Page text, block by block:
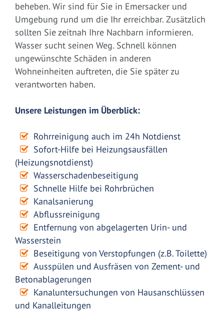
beheben. Wir sind für Sie in Emersacker und
Umgebung rund um die Ihr erreichbar. Zusätzlich
sollten Sie zeitnah Ihre Nachbarn informieren.
Wasser sucht seinen Weg. Schnell können
ungewünschte Schäden in anderen
Wohneinheiten auftreten, die Sie später zu
verantworten haben.
Unsere Leistungen im Überblick:
Rohrreinigung auch im 24h Notdienst
Sofort-Hilfe bei Heizungsausfällen
(Heizungsnotdienst)
Wasserschadenbeseitigung
Schnelle Hilfe bei Rohrbrüchen
Kanalsanierung
Abflussreinigung
Entfernung von abgelagerten Urin- und
Wasserstein
Beseitigung von Verstopfungen (z.B. Toilette)
Ausspülen und Ausfräsen von Zement- und
Betonablagerungen
Kanaluntersuchungen von Hausanschlüssen
und Kanalleitungen